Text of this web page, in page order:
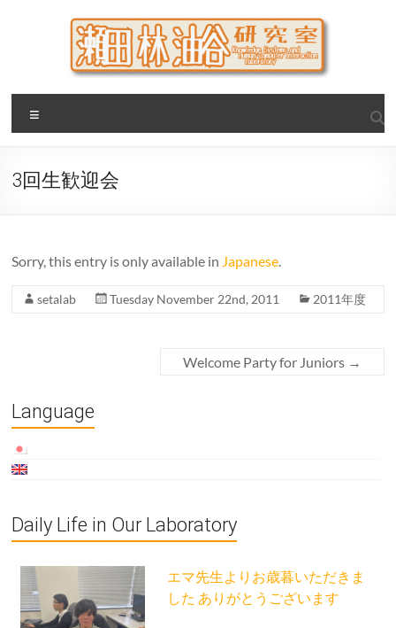
瀬田・林・油谷研究室
大阪公立大学 大学院 情報学研究科 学際情報学専攻 / 大阪府
立大学 理学部 情報数理科学科(大学院 理学系研究科 情報数理
3回生歓迎会
Sorry, this entry is only available in Japanese.
setalab Tuesday November 22nd, 2011 2011年度
Welcome Party for Juniors →
Language
Daily Life in Our Laboratory
エマ先生よりお歳暮いただきま
した ありがとうございます